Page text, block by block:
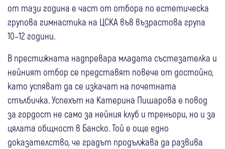
от тази година е част от отбора по естетическа
групова гимнастика на ЦСКА във възрастова група
10–12 години.
В престижната надпревара младата състезателка и
нейният отбор се представят повече от достойно,
като успяват да се изкачат на почетната
стълбичка. Успехът на Катерина Пишарова е повод
за гордост не само за нейния клуб и треньори, но и за
цялата общност в Банско. Той е още едно
доказателство, че градът продължава да развива